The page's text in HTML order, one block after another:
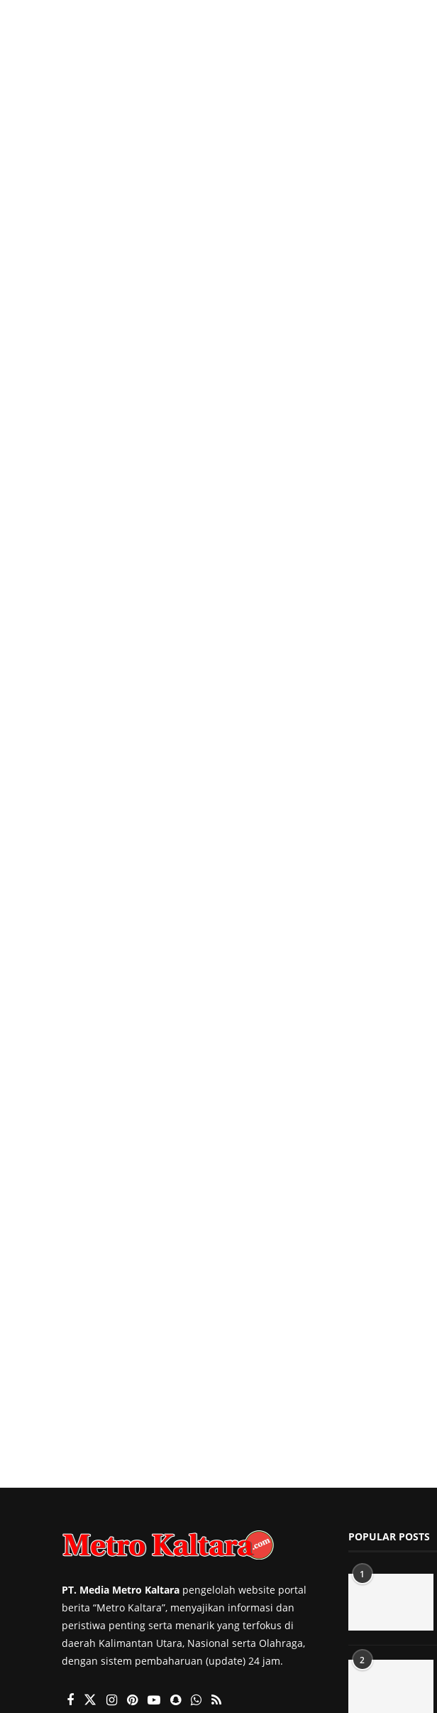
PT. Media Metro Kaltara pengelolah website portal
berita “Metro Kaltara”, menyajikan informasi dan
peristiwa penting serta menarik yang terfokus di
daerah Kalimantan Utara, Nasional serta Olahraga,
dengan sistem pembaharuan (update) 24 jam.
POPULAR POSTS
1
2